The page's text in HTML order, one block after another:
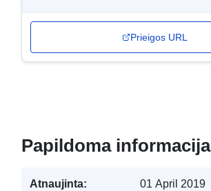
Prieigos URL
Papildoma informacija
Atnaujinta: 01 April 2019